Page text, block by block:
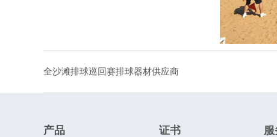
全沙滩排球巡回赛排球器材供应商
产品 证书